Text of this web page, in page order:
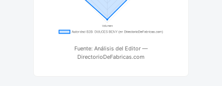
Fuente: Análisis del Editor —
DirectorioDeFabricas.com